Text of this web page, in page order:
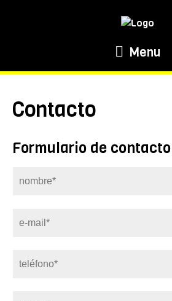
Menu
Contacto
Formulario de contacto